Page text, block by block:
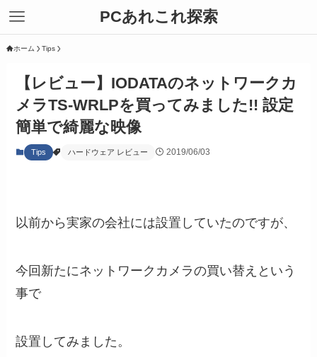
PCあれこれ探索
ホーム Tips
【レビュー】IODATAのネットワークカ
メラTS-WRLPを買ってみました!! 設定
簡単で綺麗な映像
Tips ハードウェア レビュー 2019/06/03
以前から実家の会社には設置していたのですが、
今回新たにネットワークカメラの買い替えという
事で
設置してみました。